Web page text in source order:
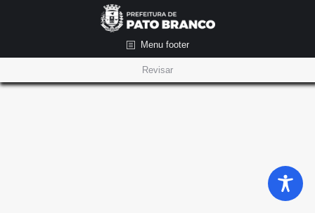
Menu footer
Revisar